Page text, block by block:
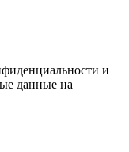
и
данные на